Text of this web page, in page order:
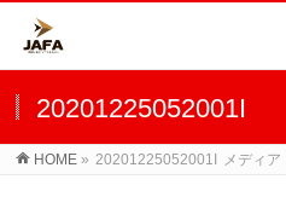
20201225052001I
HOME » 20201225052001I メディア